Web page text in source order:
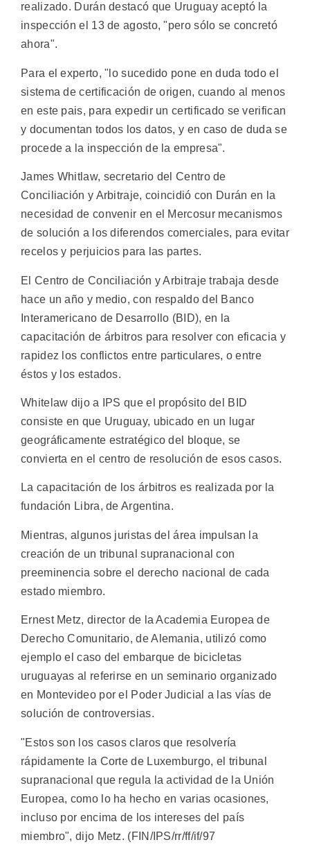
realizado. Durán destacó que Uruguay aceptó la
inspección el 13 de agosto, "pero sólo se concretó
ahora".
Para el experto, "lo sucedido pone en duda todo el
sistema de certificación de origen, cuando al menos
en este pais, para expedir un certificado se verifican
y documentan todos los datos, y en caso de duda se
procede a la inspección de la empresa".
James Whitlaw, secretario del Centro de
Conciliación y Arbitraje, coincidió con Durán en la
necesidad de convenir en el Mercosur mecanismos
de solución a los diferendos comerciales, para evitar
recelos y perjuicios para las partes.
El Centro de Conciliación y Arbitraje trabaja desde
hace un año y medio, con respaldo del Banco
Interamericano de Desarrollo (BID), en la
capacitación de árbitros para resolver con eficacia y
rapidez los conflictos entre particulares, o entre
éstos y los estados.
Whitelaw dijo a IPS que el propósito del BID
consiste en que Uruguay, ubicado en un lugar
geográficamente estratégico del bloque, se
convierta en el centro de resolución de esos casos.
La capacitación de los árbitros es realizada por la
fundación Libra, de Argentina.
Mientras, algunos juristas del área impulsan la
creación de un tribunal supranacional con
preeminencia sobre el derecho nacional de cada
estado miembro.
Ernest Metz, director de la Academia Europea de
Derecho Comunitario, de Alemania, utilizó como
ejemplo el caso del embarque de bicicletas
uruguayas al referirse en un seminario organizado
en Montevideo por el Poder Judicial a las vías de
solución de controversias.
"Estos son los casos claros que resolvería
rápidamente la Corte de Luxemburgo, el tribunal
supranacional que regula la actividad de la Unión
Europea, como lo ha hecho en varias ocasiones,
incluso por encima de los intereses del país
miembro", dijo Metz. (FIN/IPS/rr/ff/if/97